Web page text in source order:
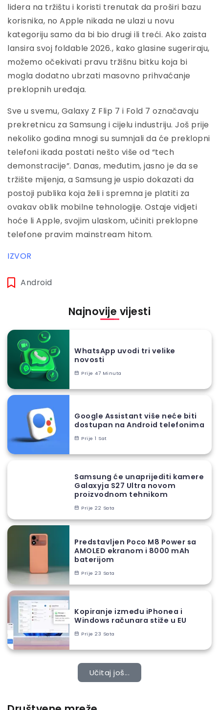
lidera na tržištu i koristi trenutak da proširi bazu
korisnika, no Apple nikada ne ulazi u novu
kategoriju samo da bi bio drugi ili treći. Ako zaista
lansira svoj foldable 2026., kako glasine sugeriraju,
možemo očekivati pravu tržišnu bitku koja bi
mogla dodatno ubrzati masovno prihvaćanje
preklopnih uređaja.
Sve u svemu, Galaxy Z Flip 7 i Fold 7 označavaju
prekretnicu za Samsung i cijelu industriju. Još prije
nekoliko godina mnogi su sumnjali da će preklopni
telefoni ikada postati nešto više od “tech
demonstracije”. Danas, međutim, jasno je da se
tržište mijenja, a Samsung je uspio dokazati da
postoji publika koja želi i spremna je platiti za
ovakav oblik mobilne tehnologije. Ostaje vidjeti
hoće li Apple, svojim ulaskom, učiniti preklopne
telefone pravim mainstream hitom.
IZVOR
Android
Najnovije vijesti
WhatsApp uvodi tri velike
novosti
Prije 47 Minuta
Google Assistant više neće biti
dostupan na Android telefonima
Prije 1 Sat
Samsung će unaprijediti kamere
Galaxyja S27 Ultra novom
proizvodnom tehnikom
Prije 22 Sata
Predstavljen Poco M8 Power sa
AMOLED ekranom i 8000 mAh
baterijom
Prije 23 Sata
Kopiranje između iPhonea i
Windows računara stiže u EU
Prije 23 Sata
Učitaj još...